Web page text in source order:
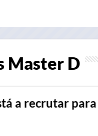
Master D
a recrutar